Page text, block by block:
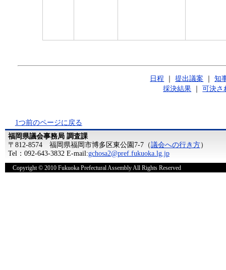
日程 ｜提出議案 ｜知
採決結果 ｜可決さ
1つ前のページに戻る
福岡県議会事務局 調査課
〒812-8574 福岡県福岡市博多区東公園7-7（議会への行き方）
Tel：092-643-3832 E-mail:gchosa2@pref.fukuoka.lg.jp
Copyright © 2010 Fukuoka Prefectural Assembly All Rights Reserved